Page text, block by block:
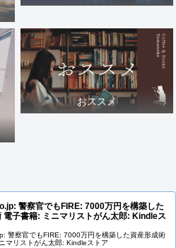
おススメ
警察官でもFIRE: 7000万円を構築した
電子書籍: ミニマリストがん太郎: Kindleス
警察官でもFIRE: 7000万円を構築した資産形成術
マリストがん太郎: Kindleストア